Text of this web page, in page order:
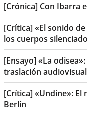
[Crónica] Con Ibarra
[Crítica] «El sonido
los cuerpos
[Ensayo] «La
traslación audiovisual
[Crítica] «Undine»:
Berlín